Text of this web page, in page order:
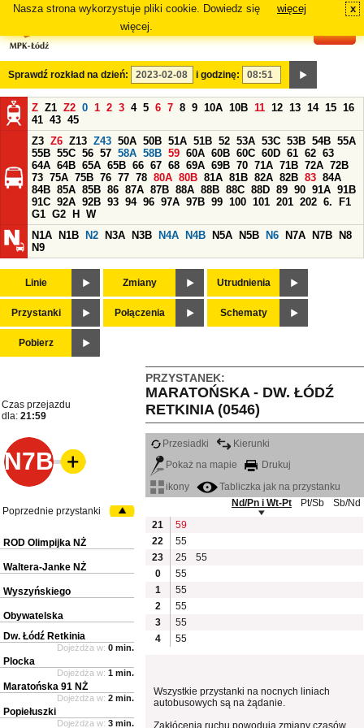
Nasza strona wykorzystuje pliki cookie. Dowiedz się
więcej.
więcej x
Sprawdź rozkład na dzień: i godzinę:
Z Z1 Z2 0 1 2 3 4 5 6 7 8 9 10A 10B 11 12 13 14 15 16
41 43 45
Z3 Z6 Z13 Z43 50A 50B 51A 51B 52 53A 53C 53B 54B 55A
55B 55C 56 57 58A 58B 59 60A 60B 60C 60D 61 62 63
64A 64B 65A 65B 66 67 68 69A 69B 70 71A 71B 72A 72B
73 75A 75B 76 77 78 80A 80B 81A 81B 82A 82B 83 84A
84B 85A 85B 86 87A 87B 88A 88B 88C 88D 89 90 91A 91B
91C 92A 92B 93 94 96 97A 97B 99 100 101 201 202 6.
F1
G1 G2 H
W
N1A
N1B N2 N3A N3B N4A N4B N5A N5B N6 N7A N7B
N8
N9
Linie Zmiany Utrudnienia
Przystanki Połączenia Schematy
Pobierz
PRZYSTANEK:
MARATOŃSKA - DW. ŁÓDŹ
RETKINIA (0546)
Czas przejazdu
dla: 21:59
N7B
Przesiadki
Kierunki
Pokaż na mapie
Drukuj
ikony
Tabliczka jak na przystanku
Nd/Pn i Wt-Pt
Pt/Sb
Sb/Nd
21
59
22
55
23
25
55
0
55
1
55
2
55
3
55
4
55
Wszystkie przystanki na nocnych liniach
autobusowych są na żądanie.
Zakłócenia ruchu powodują zmiany czasów
Poprzednie przystanki
ROD Olimpijka NŻ
Waltera-Janke NŻ
Wyszyńskiego
Obywatelska
Dw. Łódź Retkinia
Dojeżdża w: 0 min.
Plocka
Dojeżdża w: 1 min.
Maratońska 91 NŻ
Dojeżdża w: 2 min.
Popiełuszki
Dojeżdża w: 3 min.